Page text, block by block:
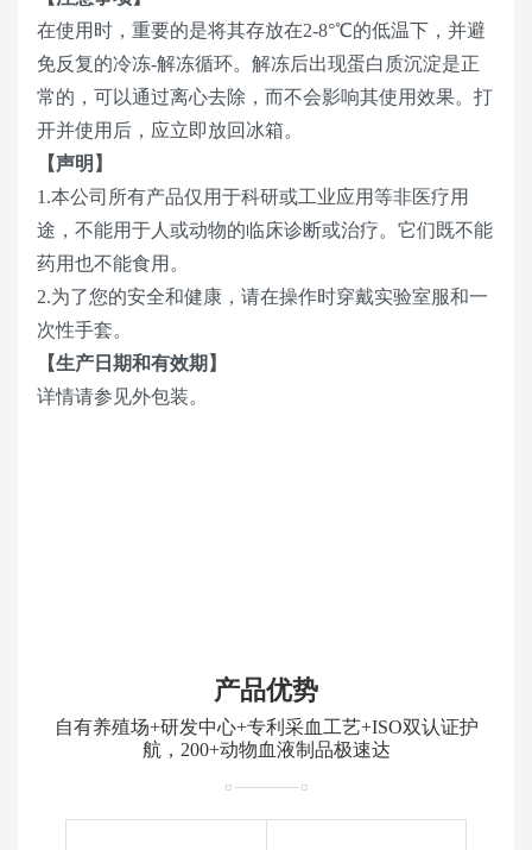
在使用时，重要的是将其存放在2-8°℃的低温下，并避
免反复的冷冻-解冻循环。解冻后出现蛋白质沉淀是正
常的，可以通过离心去除，而不会影响其使用效果。打
开并使用后，应立即放回冰箱。
【声明】
1.本公司所有产品仅用于科研或工业应用等非医疗用
途，不能用于人或动物的临床诊断或治疗。它们既不能
药用也不能食用。
2.为了您的安全和健康，请在操作时穿戴实验室服和一
次性手套。
【生产日期和有效期】
详情请参见外包装。
产品优势
自有养殖场+研发中心+专利采血工艺+ISO双认证护
航，200+动物血液制品极速达